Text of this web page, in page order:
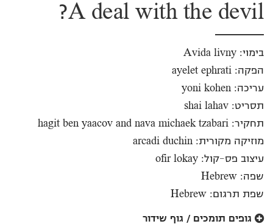
A deal with the devil?
בימוי: Avida livny
הפקה: ayelet ephrati
עריכה: yoni kohen
תסריט: shai lahav
תחקיר: hagit ben yaacov and nava michaek tzabari
מוזיקה מקורית: arcadi duchin
עיצוב פס-קול: ofir lokay
שפה: Hebrew
שפת תרגום: Hebrew
גופים תומכים / גוף שידור